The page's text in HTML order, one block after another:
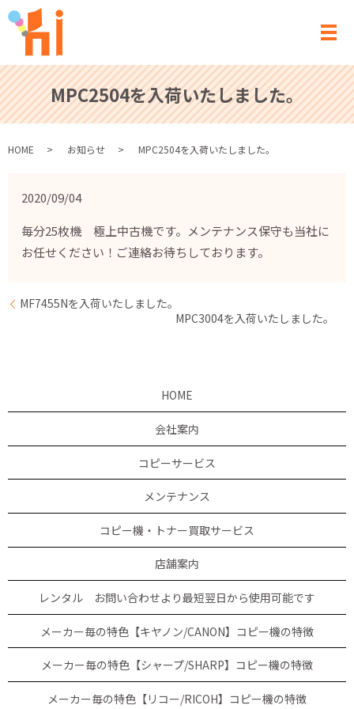
メ
MPC2504を入荷いたしました。
HOME お知らせ MPC2504を入荷いたしました。
2020/09/04
毎分25枚機 極上中古機です。メンテナンス保守も当社に
お任せください！ご連絡お待ちしております。
MF7455Nを入荷いたしました。
MPC3004を入荷いたしました。
HOME
会社案内
コピーサービス
メンテナンス
コピー機・トナー買取サービス
店舗案内
レンタル お問い合わせより最短翌日から使用可能です
メーカー毎の特色【キヤノン/CANON】コピー機の特徴
メーカー毎の特色【シャープ/SHARP】コピー機の特徴
メーカー毎の特色【リコー/RICOH】コピー機の特徴